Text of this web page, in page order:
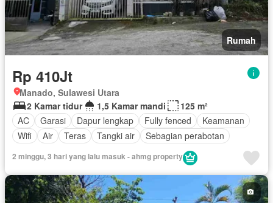
Rumah
Rp 410Jt
Manado, Sulawesi Utara
2 Kamar tidur
1,5 Kamar mandi
125 m²
AC
Garasi Dapur lengkap Fully fenced
Keamanan
Wifi
Air Teras Tangki air Sebagian perabotan
2 minggu, 3 hari yang lalu masuk - ahmg property